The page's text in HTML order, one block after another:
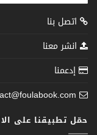
اتصل بنا
انشر معنا
إدعمنا
حمّل تطبيقنا على